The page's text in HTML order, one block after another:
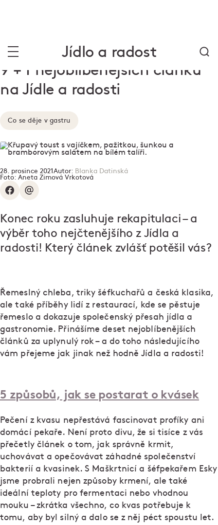
Jídlo a radost
9 + 1 nejoblíbenějších článků
na Jídle a radosti
Co se děje v gastru
28. prosince 2021 Autor: Blanka Datinská
Foto: Aneta Zimová Vrkotová
Konec roku zasluhuje rekapitulaci – a
výběr toho nejčtenějšího z Jídla a
radosti! Který článek zvlášť potěšil vás?
Řemeslný chleba, triky šéfkuchařů a česká klasika,
ale také příběhy lidí z restaurací, kde se pěstuje
řemeslo a dokazuje společenský přesah jídla a
gastronomie. Přinášíme deset nejoblíbenějších
článků za uplynulý rok – a do toho následujícího
vám přejeme jak jinak než hodně Jídla a radosti!
5 způsobů, jak se postarat o kvásek
Pečení z kvasu nepřestává fascinovat profíky ani
domácí pekaře. Není proto divu, že si tisíce z vás
přečetly článek o tom, jak správně krmit,
uchovávat a opečovávat záhadné společenství
bakterií a kvasinek. S Maškrtnicí a šéfpekařem Esky
jsme probrali nejen způsoby krmení, ale také
ideální teploty pro fermentaci nebo vhodnou
mouku – zkrátka všechno, co kvas potřebuje k
tomu, aby byl silný a dalo se z něj péct spoustu let.